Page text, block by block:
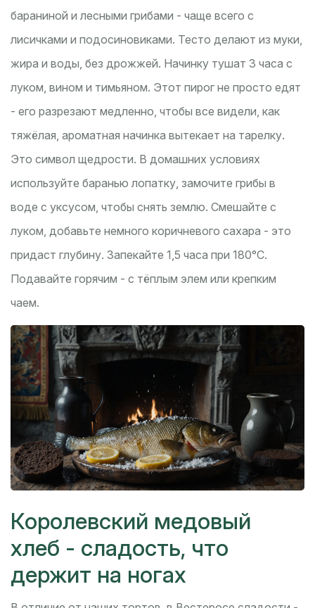
бараниной и лесными грибами - чаще всего с
лисичками и подосиновиками. Тесто делают из муки,
жира и воды, без дрожжей. Начинку тушат 3 часа с
луком, вином и тимьяном. Этот пирог не просто едят
- его разрезают медленно, чтобы все видели, как
тяжёлая, ароматная начинка вытекает на тарелку.
Это символ щедрости. В домашних условиях
используйте баранью лопатку, замочите грибы в
воде с уксусом, чтобы снять землю. Смешайте с
луком, добавьте немного коричневого сахара - это
придаст глубину. Запекайте 1,5 часа при 180°C.
Подавайте горячим - с тёплым элем или крепким
чаем.
Королевский медовый
хлеб - сладость, что
держит на ногах